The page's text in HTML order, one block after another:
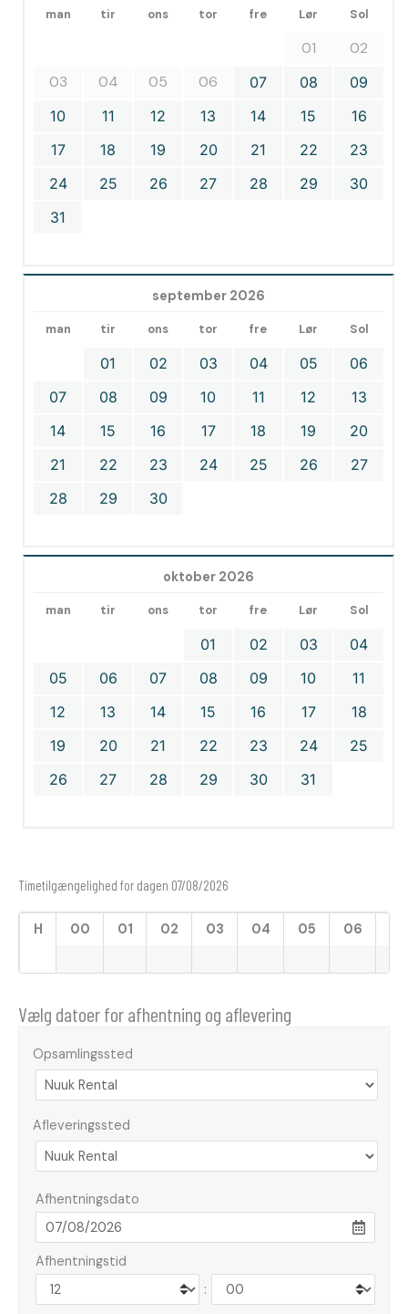
man tir ons tor fre Lør Sol
01
02
03
04 05 06 07 08
09
10
11 12 13 14 15
16
17
18 19 20 21 22
23
24
25 26 27 28 29
30
31
september 2026
man tir ons tor fre Lør Sol
01 02 03 04 05
06
07
08 09 10 11 12
13
14
15 16 17 18 19
20
21
22 23 24 25 26
27
28
29 30
oktober 2026
man tir ons tor fre Lør Sol
01 02 03
04
05
06 07 08 09 10
11
12
13 14 15 16 17
18
19
20 21 22 23 24
25
26
27 28 29 30 31
Timetilgængelighed for dagen 07/08/2026
H 00 01 02 03 04 05 06
Vælg datoer for afhentning og aflevering
Opsamlingssted
Afleveringssted
Afhentningsdato
Afhentningstid
: